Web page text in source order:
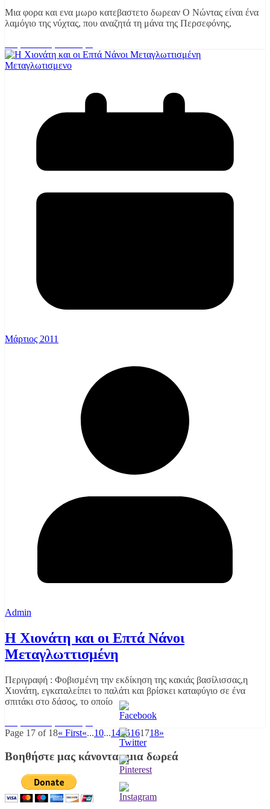
Μια φορα και ενα μωρο κατεβαστετο δωρεαν Ο Νώντας είναι ένα
λαμόγιο της νύχτας, που αναζητά τη μάνα της Περσεφόνης,
Μεταγλωτισμενο
Μάρτιος 2011
Admin
Η Χιονάτη και οι Επτά Νάνοι
Μεταγλωττισμένη
Περιγραφή : Φοβισμένη την εκδίκηση της κακιάς βασίλισσας,η
Χιονάτη, εγκαταλείπει το παλάτι και βρίσκει καταφύγιο σε ένα
σπιτάκι στο δάσος, το οποίο
Page 17 of 18« First«...10...1415161718»
Βοηθήστε μας κάνοντας μια δωρεά